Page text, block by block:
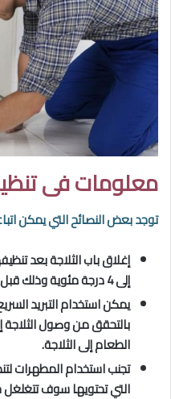
معلومات فى
توجد بعض النصائح التي يمكن
إغلاق باب الثلاجة بعد
إلى 4 درجة مئوية وذلك قبل وضع الأطعمة فيها
يمكن استخدام التبريد
الطعام إلى الثلاجة.
تجنب استخدام المطهرات
التي تحتويها سوف تتغلغل